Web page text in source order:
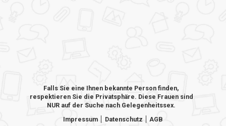
Impressum Datenschutz AGB
Falls Sie eine Ihnen bekannte Person finden,
respektieren Sie die Privatsphäre. Diese Frauen sind
NUR auf der Suche nach Gelegenheitssex.